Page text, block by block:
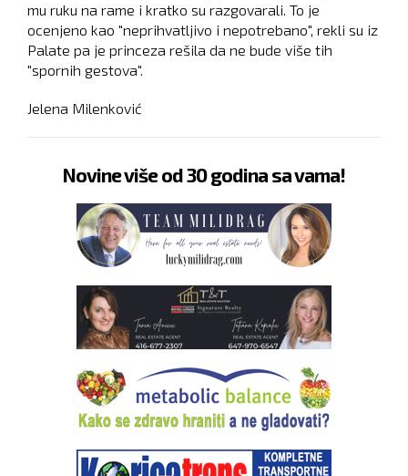
mu ruku na rame i kratko su razgovarali. To je
ocenjeno kao "neprihvatljivo i nepotrebano", rekli su iz
Palate pa je princeza rešila da ne bude više tih
"spornih gestova".
Jelena Milenković
Novine više od 30 godina sa vama!